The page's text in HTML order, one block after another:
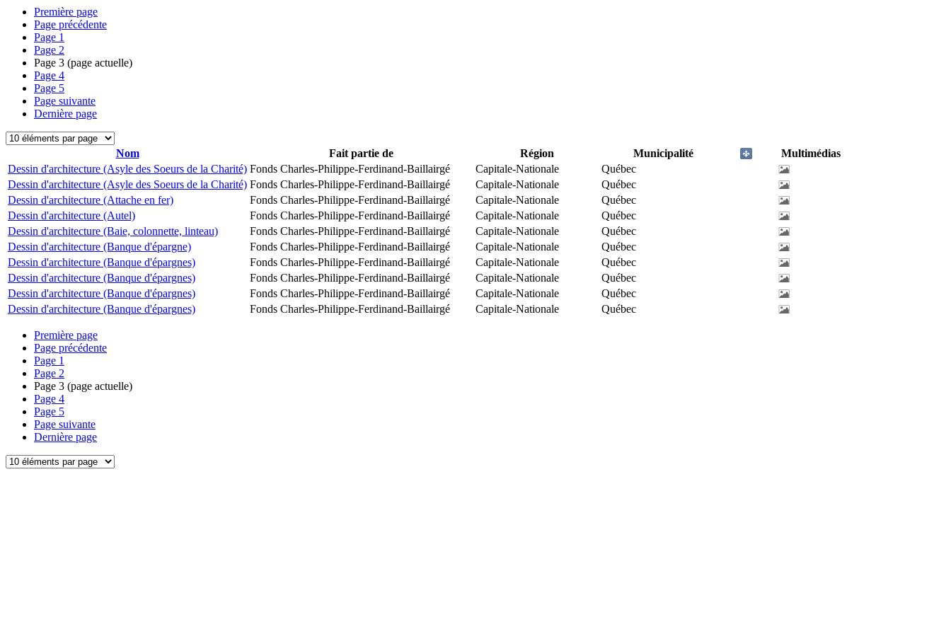
Première page
Page précédente
Page 1
Page 2
Page 3 (page actuelle)
Page 4
Page 5
Page suivante
Dernière page
Nom Fait partie de Région Municipalité
Multimédias
Dessin d'architecture (Asyle des Soeurs de la Charité) Fonds Charles-Philippe-Ferdinand-Baillairgé Capitale-Nationale
Québec
Dessin d'architecture (Asyle des Soeurs de la Charité) Fonds Charles-Philippe-Ferdinand-Baillairgé Capitale-Nationale
Québec
Dessin d'architecture (Attache en fer)
Fonds Charles-Philippe-Ferdinand-Baillairgé Capitale-Nationale
Québec
Dessin d'architecture (Autel)
Fonds Charles-Philippe-Ferdinand-Baillairgé Capitale-Nationale
Québec
Dessin d'architecture (Baie, colonnette, linteau)
Fonds Charles-Philippe-Ferdinand-Baillairgé Capitale-Nationale
Québec
Dessin d'architecture (Banque d'épargne)
Fonds Charles-Philippe-Ferdinand-Baillairgé Capitale-Nationale
Québec
Dessin d'architecture (Banque d'épargnes)
Fonds Charles-Philippe-Ferdinand-Baillairgé Capitale-Nationale
Québec
Dessin d'architecture (Banque d'épargnes)
Fonds Charles-Philippe-Ferdinand-Baillairgé Capitale-Nationale
Québec
Dessin d'architecture (Banque d'épargnes)
Fonds Charles-Philippe-Ferdinand-Baillairgé Capitale-Nationale
Québec
Dessin d'architecture (Banque d'épargnes)
Fonds Charles-Philippe-Ferdinand-Baillairgé Capitale-Nationale Québec
Première page
Page précédente
Page 1
Page 2
Page 3 (page actuelle)
Page 4
Page 5
Page suivante
Dernière page